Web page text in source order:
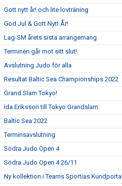
Gott nytt år! och lite lovträning
God Jul & Gott Nytt År!
Lag-SM årets sista arrangemang
Terminen går mot sitt slut!
Avslutning Judo för alla
Resultat Baltic Sea Championships 2022
Grand Slam Tokyo!
Ida Eriksson till Tokyo Grandslam
Baltic Sea 2022
Terminsavslutning
Södra Judo Open 4
Södra Judo Open 4 26/11
Ny kollektion i Teams Sportias Kundportal